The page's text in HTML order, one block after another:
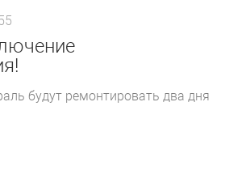
будут ремонтировать два дня